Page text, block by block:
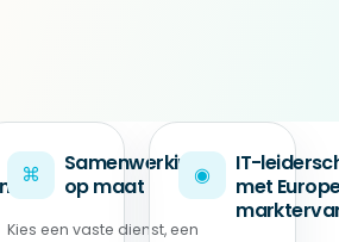
⌘
Samenwerking
op maat
Kies een vaste dienst, een
◉
IT-
met